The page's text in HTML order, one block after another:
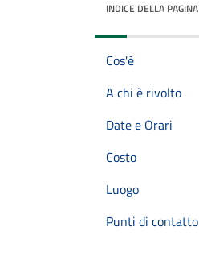
INDICE DELLA PAGINA
Cos'è
A chi è rivolto
Date e Orari
Costo
Luogo
Punti di contatto